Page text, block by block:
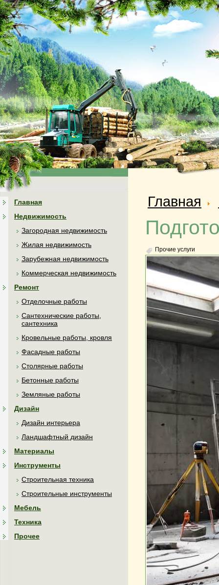
Главная
Недвижимость
Загородная недвижимость
Жилая недвижимость
Зарубежная недвижимость
Коммерческая недвижимость
Ремонт
Отделочные работы
Сантехнические работы,
сантехника
Кровельные работы, кровля
Фасадные работы
Столярные работы
Бетонные работы
Земляные работы
Дизайн
Дизайн интерьера
Ландшафтный дизайн
Материалы
Инструменты
Строительная техника
Строительные инструменты
Мебель
Техника
Прочее
Главная
Прочие услуги